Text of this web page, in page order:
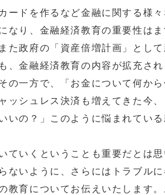
ードを作るなど金融に関する様
なり、金融経済教育の重要性は
た政府の「資産倍増計画」とし
、金融経済教育の内容が拡充さ
の一方で、「お金について何から
ッシュレス決済も増えてきた今
いの？」このように悩まれてい
ていくということも重要だとは
ないように、さらにはトラブル
教育についてお伝えいたします